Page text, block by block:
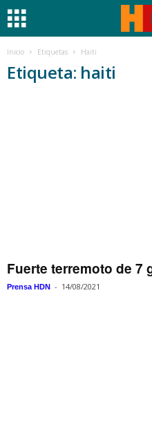
Inicio Etiquetas Haiti
Etiqueta: haiti
Fuerte terremoto de 7
Prensa HDN - 14/08/2021